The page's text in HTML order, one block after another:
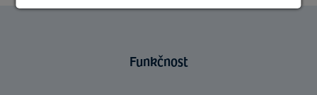
Funkčnost